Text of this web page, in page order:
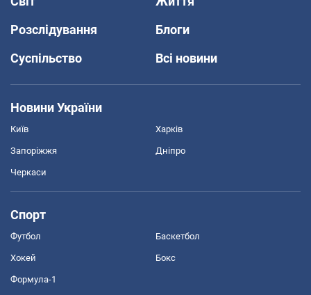
Розслідування
Блоги
Суспільство
Всі новини
Новини України
Київ Харків
Запоріжжя Дніпро
Черкаси
Спорт
Футбол Баскетбол
Хокей Бокс
Формула-1